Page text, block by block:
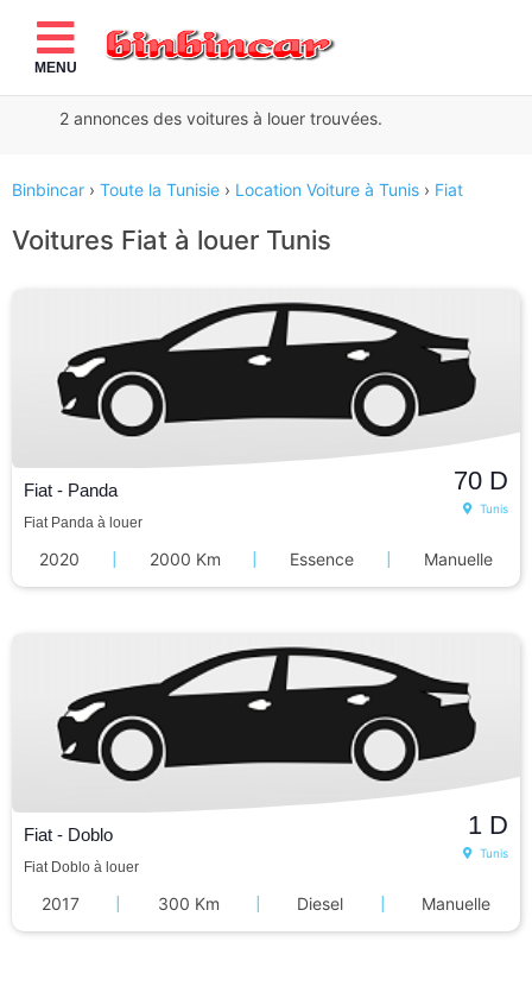
MENU
2 annonces des voitures à louer trouvées.
Binbincar › Toute la Tunisie › Location Voiture à Tunis › Fiat
Voitures Fiat à louer Tunis
Fiat - Panda
Fiat Panda à louer
70 D
Tunis
2020 2000 Km Essence Manuelle
Fiat - Doblo
Fiat Doblo à louer
1 D
Tunis
2017 300 Km Diesel Manuelle